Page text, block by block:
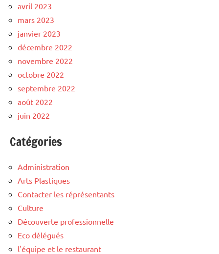
avril 2023
mars 2023
janvier 2023
décembre 2022
novembre 2022
octobre 2022
septembre 2022
août 2022
juin 2022
Catégories
Administration
Arts Plastiques
Contacter les réprésentants
Culture
Découverte professionnelle
Eco délégués
l'équipe et le restaurant